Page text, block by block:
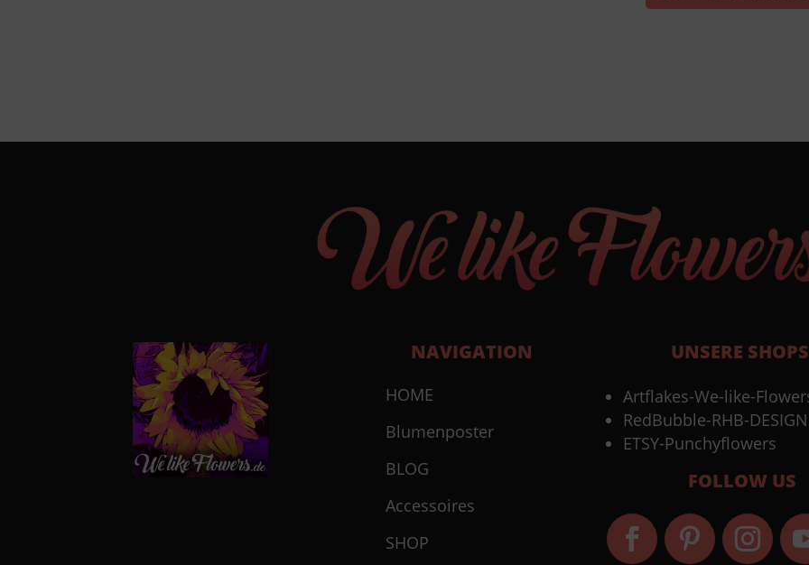
NAVIGATION
HOME
Blumenposter
BLOG
Accessoires
SHOP
UNSERE
Artflakes-We-like-
RedBubble-RHB-DESIGN
ETSY-Punchyflowers
FOLLOW US